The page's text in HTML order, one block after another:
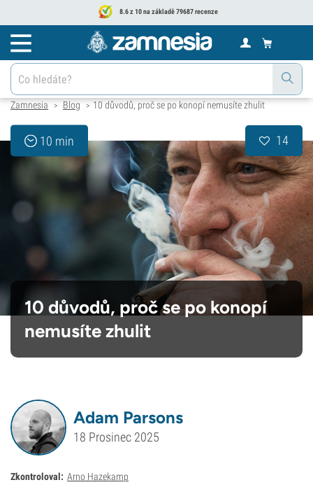
8.6 z 10 na základě 79687 recenze
Zamnesia > Blog > 10 důvodů, proč se po konopí nemusíte zhulit
10 min 14
10 důvodů, proč se po konopí
nemusíte zhulit
Adam Parsons
18 Prosinec 2025
Zkontroloval: Arno Hazekamp